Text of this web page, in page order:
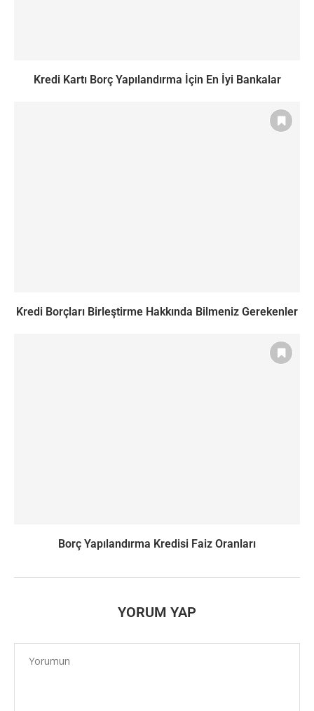
Kredi Kartı Borç Yapılandırma İçin En İyi Bankalar
Kredi Borçları Birleştirme Hakkında Bilmeniz Gerekenler
Borç Yapılandırma Kredisi Faiz Oranları
YORUM YAP